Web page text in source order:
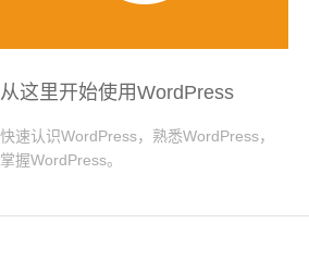
从这里开始使用WordPress
快速认识WordPress，熟悉WordPress，
掌握WordPress。